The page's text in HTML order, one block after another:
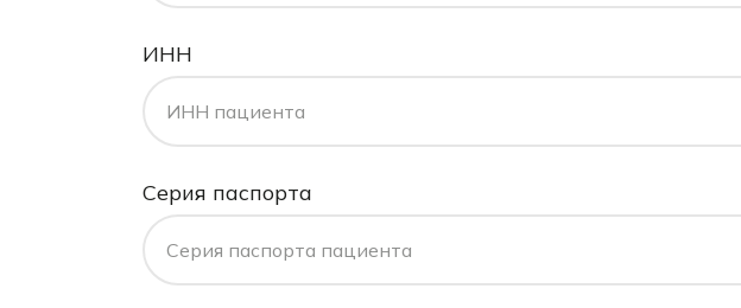
ИНН
ИНН пациента
Серия паспорта
Серия паспорта пациента